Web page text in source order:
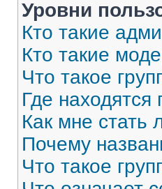
Уровни
Кто такие
Кто такие
Что такое
Где находятся
Как мне стать
Почему
Что такое